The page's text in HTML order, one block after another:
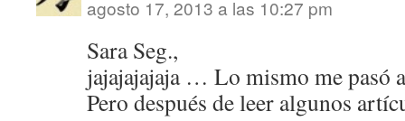
agosto 17, 2013 a las 10:27 pm
Sara Seg.,
jajajajajaja … Lo mismo me pasó
Pero después de leer algunos